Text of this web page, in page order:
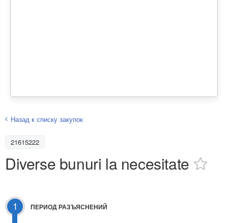
Назад к списку закупок
21615222
Diverse bunuri la necesitate
1 ПЕРИОД РАЗЪЯСНЕНИЙ